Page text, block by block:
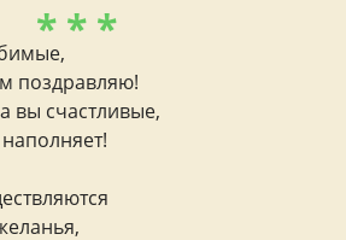
* * *
поздравляю!
вы счастливые,